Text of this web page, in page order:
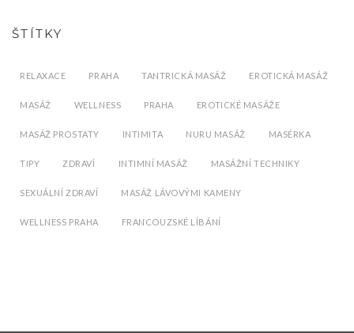
ŠTÍTKY
RELAXACE PRAHA TANTRICKÁ MASÁŽ EROTICKÁ MASÁŽ
MASÁŽ WELLNESS PRAHA EROTICKÉ MASÁŽE
MASÁŽ PROSTATY INTIMITA NURU MASÁŽ MASÉRKA
TIPY ZDRAVÍ INTIMNÍ MASÁŽ MASÁŽNÍ TECHNIKY
SEXUÁLNÍ ZDRAVÍ MASÁŽ LÁVOVÝMI KAMENY
WELLNESS PRAHA FRANCOUZSKÉ LÍBÁNÍ